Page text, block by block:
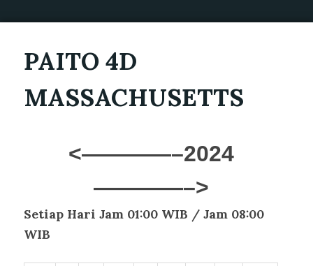
PAITO 4D
MASSACHUSETTS
<————–2024
————–>
Setiap Hari Jam 01:00 WIB / Jam 08:00
WIB